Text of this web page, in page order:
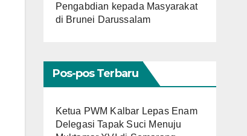
Pengabdian kepada Masyarakat
di Brunei Darussalam
Pos-pos Terbaru
Ketua PWM Kalbar Lepas Enam
Delegasi Tapak Suci Menuju